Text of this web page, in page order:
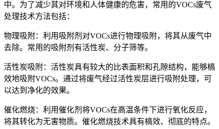
中。为了减少其对环境和人体健康的危害，常用的VOCs废气
处理技术方法包括：
物理吸附：利用吸附剂对VOCs进行物理吸附，将其从废气中
去除。常用的吸附剂有活性炭、分子筛等。
活性炭吸附：活性炭具有较大的比表面积和孔隙结构，能够槁
效地吸附VOCs。通过将废气经过活性炭层进行吸附处理，可
以达到净化的效果。
催化燃烧：利用催化剂将VOCs在高温条件下进行氧化反应，
将其转化为无害物质。催化燃烧技术具有槁效、彻底的特点。